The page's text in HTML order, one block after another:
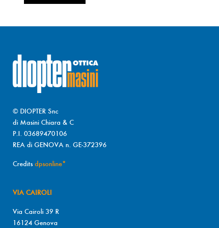
© DIOPTER Snc
di Masini Chiara & C
P.I. 03689470106
REA di GENOVA n. GE-372396
Credits dpsonline*
VIA CAIROLI
Via Cairoli 39 R
16124 Genova